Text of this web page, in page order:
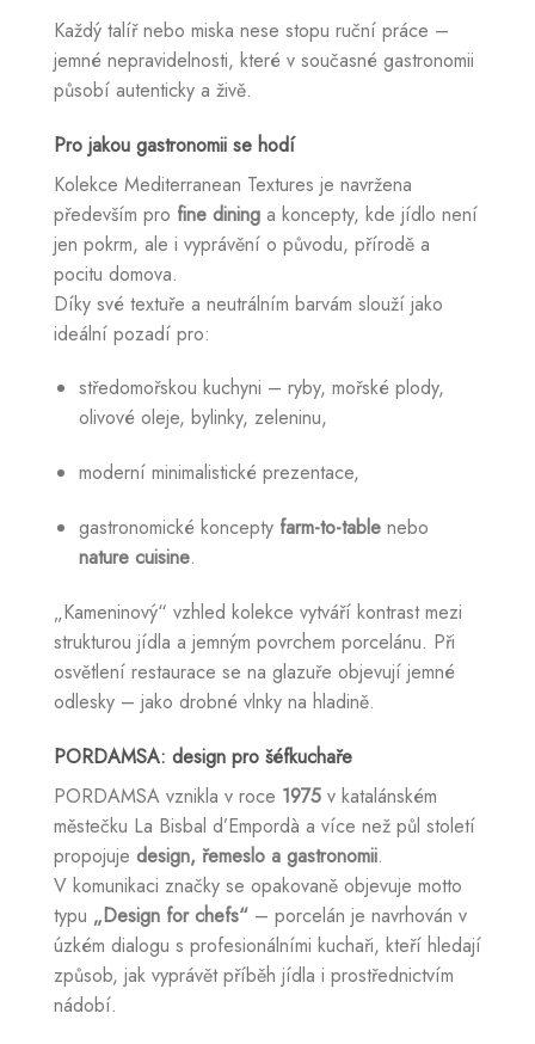
Každý talíř nebo miska nese stopu ruční práce –
jemné nepravidelnosti, které v současné gastronomii
působí autenticky a živě.
Pro jakou gastronomii se hodí
Kolekce Mediterranean Textures je navržena
především pro fine dining a koncepty, kde jídlo není
jen pokrm, ale i vyprávění o původu, přírodě a
pocitu domova.
Díky své textuře a neutrálním barvám slouží jako
ideální pozadí pro:
středomořskou kuchyni – ryby, mořské plody,
olivové oleje, bylinky, zeleninu,
moderní minimalistické prezentace,
gastronomické koncepty farm-to-tablenebo
nature cuisine.
„Kameninový“ vzhled kolekce vytváří kontrast mezi
strukturou jídla a jemným povrchem porcelánu. Při
osvětlení restaurace se na glazuře objevují jemné
odlesky – jako drobné vlnky na hladině.
PORDAMSA: design pro šéfkuchaře
PORDAMSA vznikla v roce 1975 v katalánském
městečku La Bisbal d’Empordà a více než půl století
propojuje design, řemeslo a gastronomii.
V komunikaci značky se opakovaně objevuje motto
typu „Design for chefs“ – porcelán je navrhován v
úzkém dialogu s profesionálními kuchaři, kteří hledají
způsob, jak vyprávět příběh jídla i prostřednictvím
nádobí.